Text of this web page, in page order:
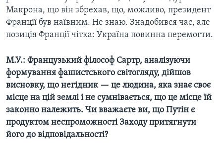
Макрона, що він збрехав, що, можливо, президент
Франції був наївним. Не знаю. Знадобився час, але
позиція Франції чітка: Україна повинна перемогти.
М.У.: Французький філософ Сартр, аналізуючи
формування фашистського світогляду, дійшов
висновку, що негідник — це людина, яка знає своє
місце на цій землі і не сумнівається, що це місце їй
законно належить. Чи вважаєте ви, що Путін є
продуктом неспроможності Заходу притягнути
його до відповідальності?